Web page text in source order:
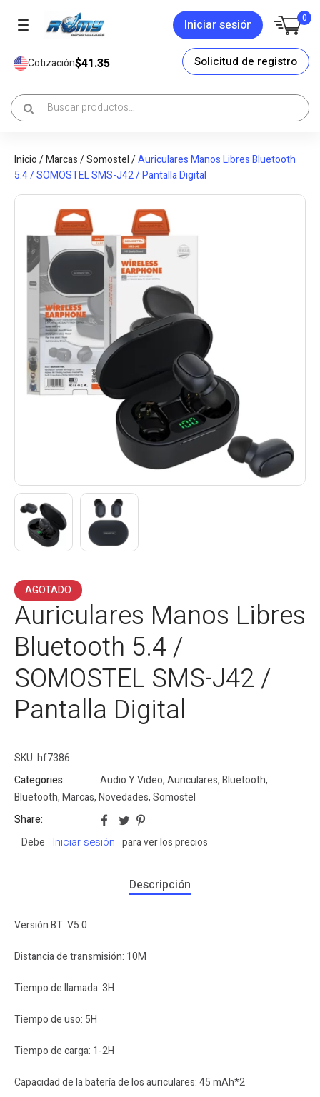
Iniciar sesión 0
Cotización$41.35 Solicitud de registro
Inicio/Marcas/Somostel/Auriculares Manos Libres Bluetooth
5.4 / SOMOSTEL SMS-J42 / Pantalla Digital
AGOTADO
Auriculares Manos Libres
Bluetooth 5.4 /
SOMOSTEL SMS-J42 /
Pantalla Digital
SKU:hf7386
Categories:
Audio Y Video,Auriculares,Bluetooth,
Bluetooth,Marcas,Novedades,Somostel
Share:
Debe
Iniciar sesión para ver los precios
Descripción
Versión BT: V5.0
Distancia de transmisión: 10M
Tiempo de llamada: 3H
Tiempode uso: 5H
Tiempode carga: 1-2H
Capacidadde la batería de los auriculares: 45 mAh*2